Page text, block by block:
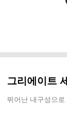
그리에이트
뛰어난 내구성으